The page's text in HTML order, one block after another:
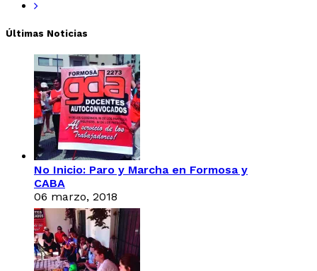
Últimas Noticias
No Inicio: Paro y Marcha en Formosa y
CABA
06 marzo, 2018